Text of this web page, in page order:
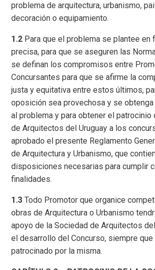
problema de arquitectura, urbanismo,
decoración o equipamiento.
1.2 Para que el problema se plantee en
precisa, para que se aseguren las
se definan los compromisos entre
Concursantes para que se afirme la
justa y equitativa entre estos últimos,
oposición sea provechosa y se
al problema y para obtener el patrocinio
de Arquitectos del Uruguay a los
aprobado el presente Reglamento
de Arquitectura y Urbanismo, que
disposiciones necesarias para cumplir
finalidades.
1.3 Todo Promotor que organice
obras de Arquitectura o Urbanismo
apoyo de la Sociedad de Arquitectos
el desarrollo del Concurso, siempre
patrocinado por la misma.